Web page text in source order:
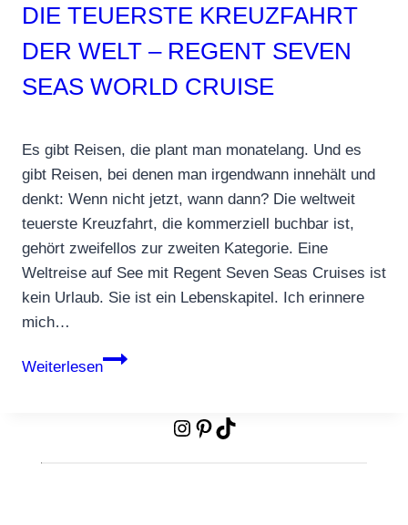
DIE TEUERSTE KREUZFAHRT
DER WELT – REGENT SEVEN
SEAS WORLD CRUISE
Es gibt Reisen, die plant man monatelang. Und es
gibt Reisen, bei denen man irgendwann innehält und
denkt: Wenn nicht jetzt, wann dann? Die weltweit
teuerste Kreuzfahrt, die kommerziell buchbar ist,
gehört zweifellos zur zweiten Kategorie. Eine
Weltreise auf See mit Regent Seven Seas Cruises ist
kein Urlaub. Sie ist ein Lebenskapitel. Ich erinnere
mich…
Weiterlesen
Die
Instagram
Pinterest
TikTok